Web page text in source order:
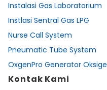
Instalasi Gas Laboratorium
Instlasi Sentral Gas LPG
Nurse Call System
Pneumatic Tube System
OxgenPro Generator
Kontak Kami